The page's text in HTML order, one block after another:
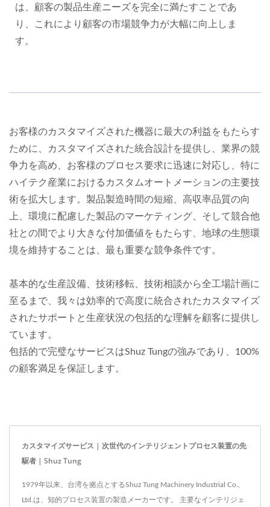
は、顧客の製品生産ニーズを完全に満たすことであ
り、これにより顧客の市場競争力が大幅に向上しま
す。
お客様のカスタマイズされた機器に最大の利益をもたらす
ために、カスタマイズされた統合設計を提供し、業界の競
争力を高め、お客様のプロセス要求に迅速に対応し、特に
ハイテク産業におけるカスタムオートメーションの主要技
術を拡大します。製品製造時間の短縮、高収率品質の向
上、環境に配慮した製品のマーケティング、そして競合他
社との間でより大きな付加価値をもたらす、地球の生態環
境を維持することは、最も重要な競争条件です。
基本的な生産設備、技術移転、技術相談から全工場計画に
至るまで、我々は効率的で高度に統合されたカスタマイズ
されたサポートと生産状況の包括的な理解を顧客に提供し
ています。
包括的で完璧なサービスはShuz Tungの強みであり、100%
の顧客満足を保証します。
カスタマイズサービス | 次世代のインテリジェントプロセス装置の先
駆者 | Shuz Tung
1979年以来、台湾を拠点とするShuz Tung Machinery Industrial Co.,
Ltd.は、知的プロセス装置の製造メーカーです。 主要なインテリジェ